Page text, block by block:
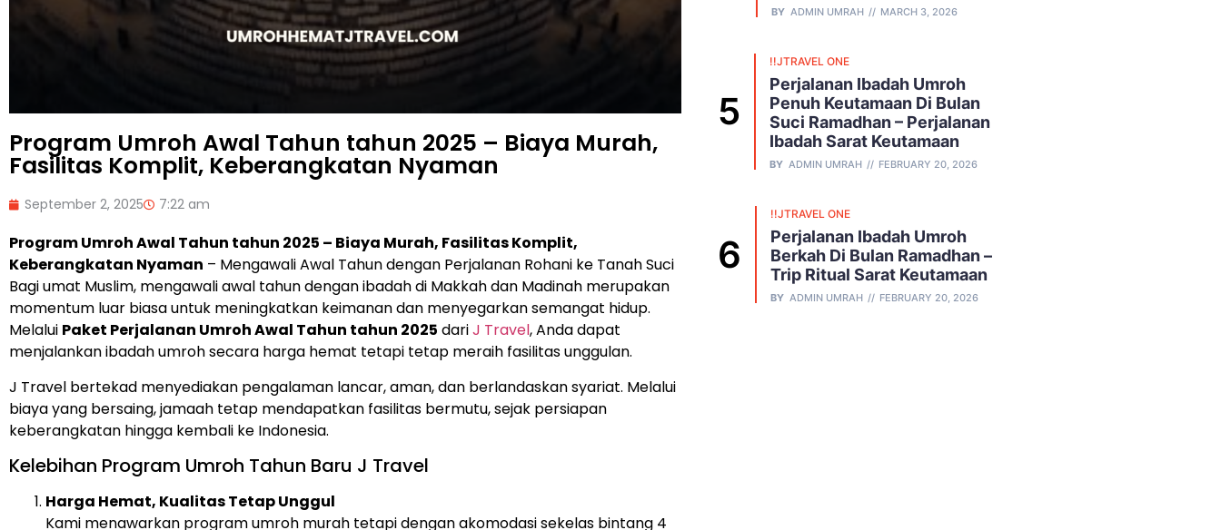
Program Umroh Awal Tahun tahun 2025 – Biaya Murah,
Fasilitas Komplit, Keberangkatan Nyaman
September 2, 2025 7:22 am
Program Umroh Awal Tahun tahun 2025 – Biaya Murah, Fasilitas Komplit,
Keberangkatan Nyaman – Mengawali Awal Tahun dengan Perjalanan Rohani ke Tanah Suci
Bagi umat Muslim, mengawali awal tahun dengan ibadah di Makkah dan Madinah merupakan
momentum luar biasa untuk meningkatkan keimanan dan menyegarkan semangat hidup.
Melalui Paket Perjalanan Umroh Awal Tahun tahun 2025 dariJ Travel, Anda dapat
menjalankan ibadah umroh secara harga hemat tetapi tetap meraih fasilitas unggulan.
J Travel bertekad menyediakan pengalaman lancar, aman, dan berlandaskan syariat. Melalui
biaya yang bersaing, jamaah tetap mendapatkan fasilitas bermutu, sejak persiapan
keberangkatan hingga kembali ke Indonesia.
Kelebihan Program Umroh Tahun Baru J Travel
Harga Hemat, Kualitas Tetap Unggul
Kami menawarkan program umroh murah tetapi dengan akomodasi sekelas bintang 4
BY ADMIN UMRAH MARCH 3, 2026
!!JTRAVEL ONE
Perjalanan Ibadah Umroh
Penuh Keutamaan Di Bulan
Suci Ramadhan – Perjalanan
Ibadah Sarat Keutamaan
BY ADMIN UMRAH FEBRUARY 20, 2026
!!JTRAVEL ONE
Perjalanan Ibadah Umroh
Berkah Di Bulan Ramadhan –
Trip Ritual Sarat Keutamaan
BY ADMIN UMRAH FEBRUARY 20, 2026